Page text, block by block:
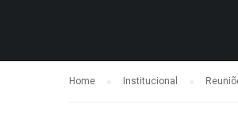
Home Institucional